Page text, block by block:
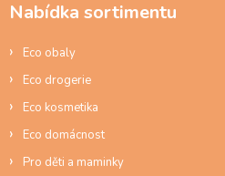
Nabídka sortimentu
Eco obaly
Eco drogerie
Eco kosmetika
Eco domácnost
Pro děti a maminky